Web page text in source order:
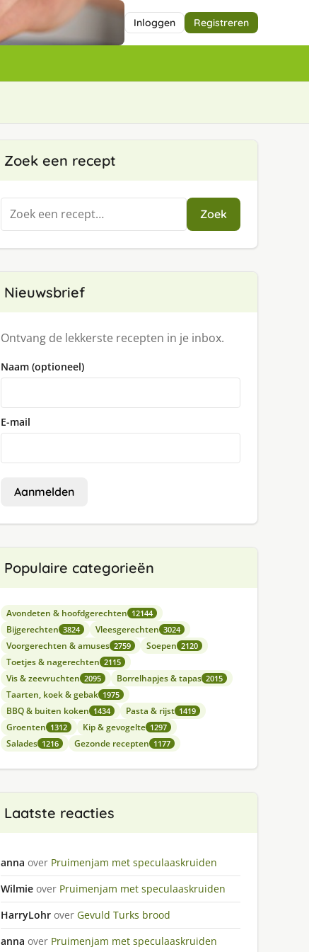
Inloggen Registreren
Zoek een recept
Zoeken
naar:
Zoek
Nieuwsbrief
Ontvang de lekkerste recepten in je inbox.
Naam (optioneel)
E-mail
Aanmelden
Populaire categorieën
Avondeten & hoofdgerechten 12144
Bijgerechten 3824 Vleesgerechten 3024
Voorgerechten & amuses 2759 Soepen 2120
Toetjes & nagerechten 2115
Vis & zeevruchten 2095 Borrelhapjes & tapas 2015
Taarten, koek & gebak 1975
BBQ & buiten koken 1434 Pasta & rijst 1419
Groenten 1312 Kip & gevogelte 1297
Salades 1216 Gezonde recepten 1177
Laatste reacties
anna over Pruimenjam met speculaaskruiden
Wilmie over Pruimenjam met speculaaskruiden
HarryLohr over Gevuld Turks brood
anna over Pruimenjam met speculaaskruiden